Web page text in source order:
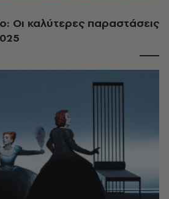
Οι καλύτερες παραστάσεις